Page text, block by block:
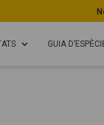
GUIA